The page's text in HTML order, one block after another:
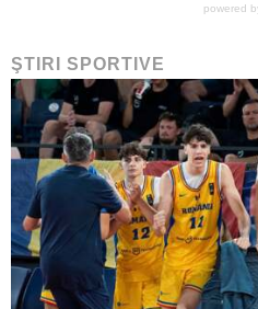
powered
ŞTIRI SPORTIVE